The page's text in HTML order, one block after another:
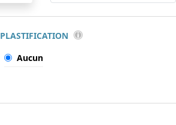
PLASTIFICATION
Aucun